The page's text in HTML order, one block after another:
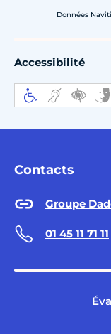
Données
Accessibilité
Contacts
Groupe
01 45 11 71 11